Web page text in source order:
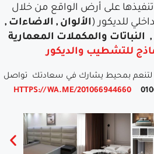
على أرض الواقع من خلال
للديكور (الألوان , الاضاءات ,
النباتات والمكملات المعمارية
للتشطيب والديكور
لتنعم بمحيط يشارك في سعادتك تواصل
HTTPS://WA.ME/201066944660